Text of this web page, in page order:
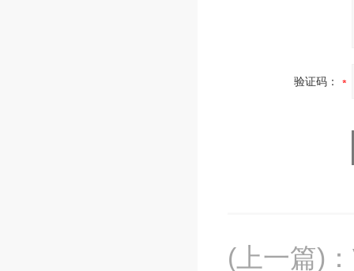
验证码：
(上一篇) ：